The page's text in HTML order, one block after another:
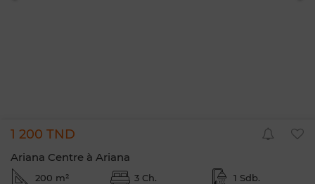
1 200 TND
Ariana Centre à Ariana
200 m² 3 Ch. 1 Sdb.